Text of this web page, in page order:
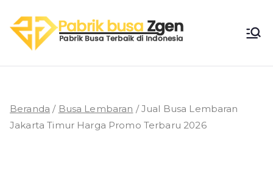
ke
konten
Pabri
Busa
Beranda / Busa Lembaran / Jual Busa Lembaran
Jakarta Timur Harga Promo Terbaru 2026